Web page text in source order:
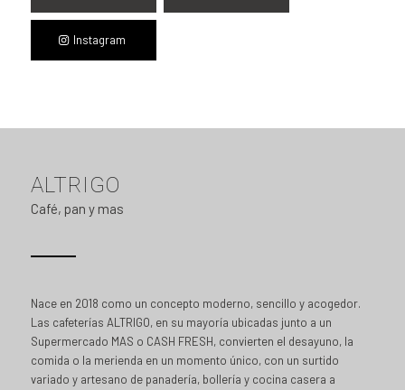
Instagram
ALTRIGO
Café, pan y mas
Nace en 2018 como un concepto moderno, sencillo y acogedor.
Las cafeterías ALTRIGO, en su mayoría ubicadas junto a un
Supermercado MAS o CASH FRESH, convierten el desayuno, la
comida o la merienda en un momento único, con un surtido
variado y artesano de panadería, bollería y cocina casera a